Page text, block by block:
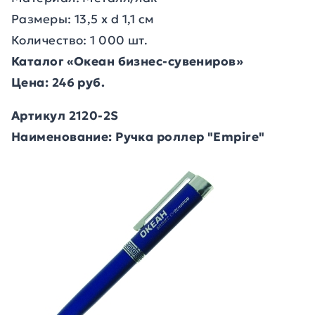
Размеры: 13,5 х d 1,1 см
Количество: 1 000 шт.
Каталог «Океан бизнес-сувениров»
Цена: 246 руб.
Артикул 2120-2S
Наименование: Ручка роллер "Empire"